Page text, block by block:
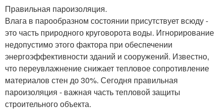
Правильная пароизоляция.
Влага в парообразном состоянии присутствует всюду -
это часть природного круговорота воды. Игнорирование
недопустимо этого фактора при обеспечении
энергоэффективности зданий и сооружений. Известно,
что переувлажнение снижает тепловое сопротивление
материалов стен до 30%. Сегодня правильная
пароизоляция - важная часть тепловой защиты
строительного объекта.